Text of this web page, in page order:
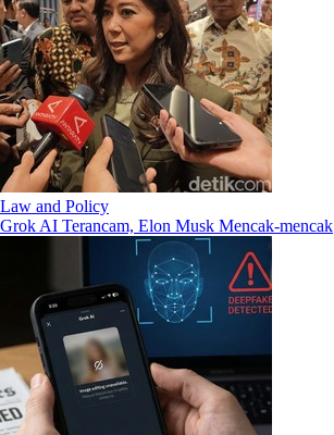
Law and Policy
Grok AI Terancam, Elon Musk Mencak-mencak